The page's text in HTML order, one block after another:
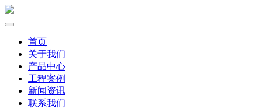
首页
关于我们
产品中心
工程案例
新闻资讯
联系我们